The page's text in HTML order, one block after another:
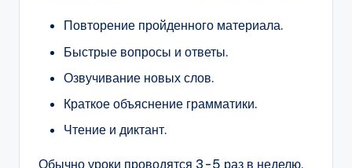
Повторение пройденного материала.
Быстрые вопросы и ответы.
Озвучивание новых слов.
Краткое объяснение грамматики.
Чтение и диктант.
Обычно уроки проводятся 3-5 раз в неделю,